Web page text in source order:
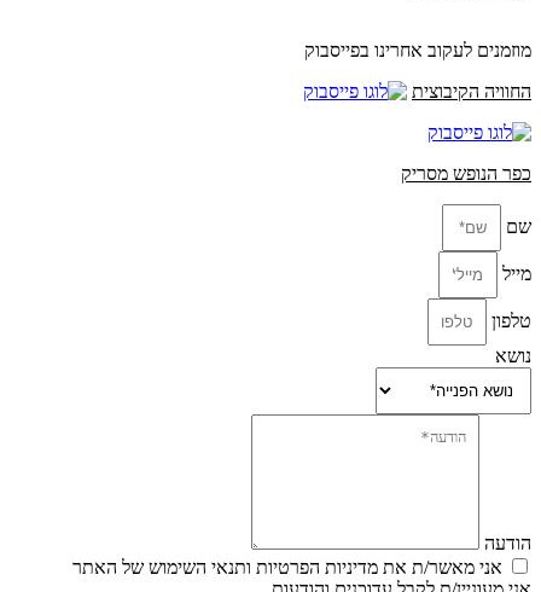
מוזמנים לעקוב אחרינו בפייסבוק
החוויה הקיבוצית
כפר הנופש מסריק
שם
מייל
טלפון
נושא
הודעה
אני מאשר/ת את מדיניות הפרטיות ותנאי השימוש של האתר